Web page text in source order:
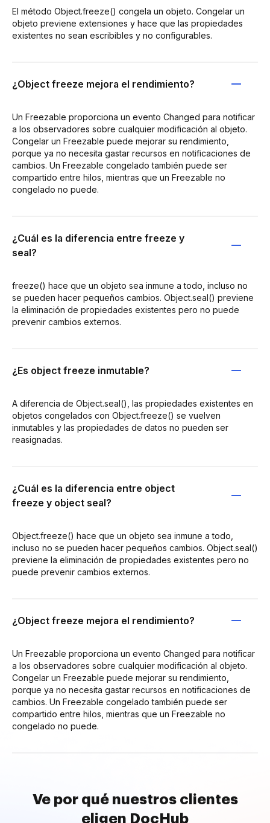
El método Object.freeze() congela un objeto. Congelar un
objeto previene extensiones y hace que las propiedades
existentes no sean escribibles y no configurables.
¿Object freeze mejora el rendimiento?
Un Freezable proporciona un evento Changed para notificar
a los observadores sobre cualquier modificación al objeto.
Congelar un Freezable puede mejorar su rendimiento,
porque ya no necesita gastar recursos en notificaciones de
cambios. Un Freezable congelado también puede ser
compartido entre hilos, mientras que un Freezable no
congelado no puede.
¿Cuál es la diferencia entre freeze y
seal?
freeze() hace que un objeto sea inmune a todo, incluso no
se pueden hacer pequeños cambios. Object.seal() previene
la eliminación de propiedades existentes pero no puede
prevenir cambios externos.
¿Es object freeze inmutable?
A diferencia de Object.seal(), las propiedades existentes en
objetos congelados con Object.freeze() se vuelven
inmutables y las propiedades de datos no pueden ser
reasignadas.
¿Cuál es la diferencia entre object
freeze y object seal?
Object.freeze() hace que un objeto sea inmune a todo,
incluso no se pueden hacer pequeños cambios. Object.seal()
previene la eliminación de propiedades existentes pero no
puede prevenir cambios externos.
¿Object freeze mejora el rendimiento?
Un Freezable proporciona un evento Changed para notificar
a los observadores sobre cualquier modificación al objeto.
Congelar un Freezable puede mejorar su rendimiento,
porque ya no necesita gastar recursos en notificaciones de
cambios. Un Freezable congelado también puede ser
compartido entre hilos, mientras que un Freezable no
congelado no puede.
Ve por qué nuestros clientes
eligen DocHub